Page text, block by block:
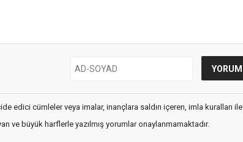
edici cümleler veya imalar, inançlara saldırı içeren, imla kuralları ile
ve büyük harflerle yazılmış yorumlar onaylanmamaktadır.